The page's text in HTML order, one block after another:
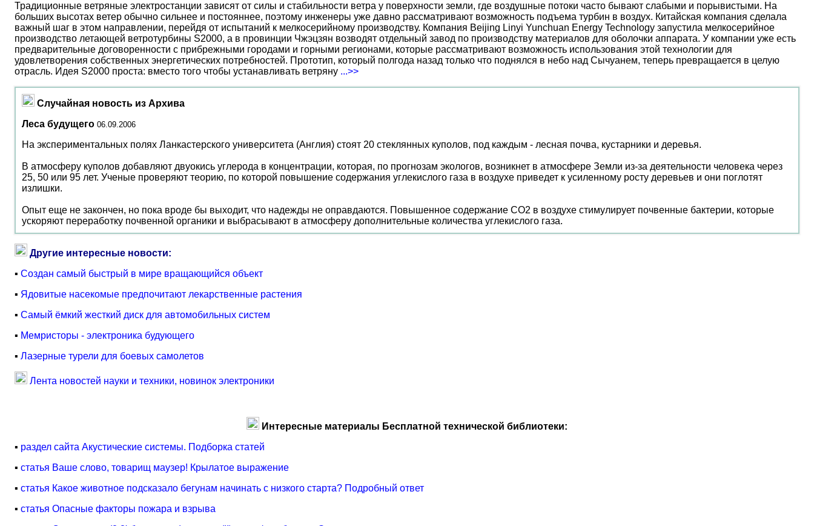
Традиционные ветряные электростанции зависят от силы и стабильности ветра у поверхности земли, где воздушные потоки часто бывают слабыми и порывистыми. На
больших высотах ветер обычно сильнее и постояннее, поэтому инженеры уже давно рассматривают возможность подъема турбин в воздух. Китайская компания сделала
важный шаг в этом направлении, перейдя от испытаний к мелкосерийному производству. Компания Beijing Linyi Yunchuan Energy Technology запустила мелкосерийное
производство летающей ветротурбины S2000, а в провинции Чжэцзян возводят отдельный завод по производству материалов для оболочки аппарата. У компании уже есть
предварительные договоренности с прибрежными городами и горными регионами, которые рассматривают возможность использования этой технологии для
удовлетворения собственных энергетических потребностей. Прототип, который полгода назад только что поднялся в небо над Сычуанем, теперь превращается в целую
отрасль. Идея S2000 проста: вместо того чтобы устанавливать ветряну ...>>
Случайная новость из Архива
Леса будущего 06.09.2006
На экспериментальных полях Ланкастерского университета (Англия) стоят 20 стеклянных куполов, под каждым - лесная почва, кустарники и деревья.
В атмосферу куполов добавляют двуокись углерода в концентрации, которая, по прогнозам экологов, возникнет в атмосфере Земли из-за деятельности человека через
25, 50 или 95 лет. Ученые проверяют теорию, по которой повышение содержания углекислого газа в воздухе приведет к усиленному росту деревьев и они поглотят
излишки.
Опыт еще не закончен, но пока вроде бы выходит, что надежды не оправдаются. Повышенное содержание CO2 в воздухе стимулирует почвенные бактерии, которые
ускоряют переработку почвенной органики и выбрасывают в атмосферу дополнительные количества углекислого газа.
Другие интересные новости:
▪ Создан самый быстрый в мире вращающийся объект
▪ Ядовитые насекомые предпочитают лекарственные растения
▪ Cамый ёмкий жесткий диск для автомобильных систем
▪ Мемристоры - электроника будующего
▪ Лазерные турели для боевых самолетов
Лента новостей науки и техники, новинок электроники
Интересные материалы Бесплатной технической библиотеки:
▪ раздел сайта Акустические системы. Подборка статей
▪ статья Ваше слово, товарищ маузер! Крылатое выражение
▪ статья Какое животное подсказало бегунам начинать с низкого старта? Подробный ответ
▪ статья Опасные факторы пожара и взрыва